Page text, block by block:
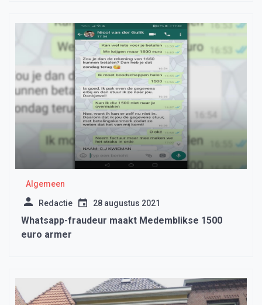
Algemeen
Redactie 28 augustus 2021
Whatsapp-fraudeur maakt Medemblikse 1500
euro armer